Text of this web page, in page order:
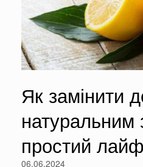
Як замінити
натуральним
простий
06.06.2024